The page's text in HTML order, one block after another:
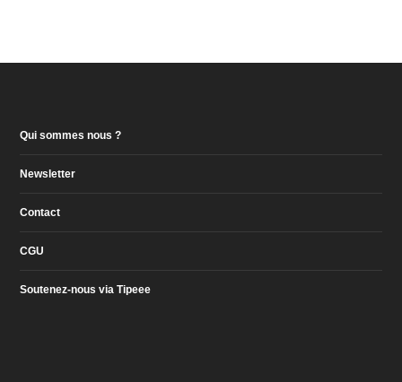
Qui sommes nous ?
Newsletter
Contact
CGU
Soutenez-nous via Tipeee